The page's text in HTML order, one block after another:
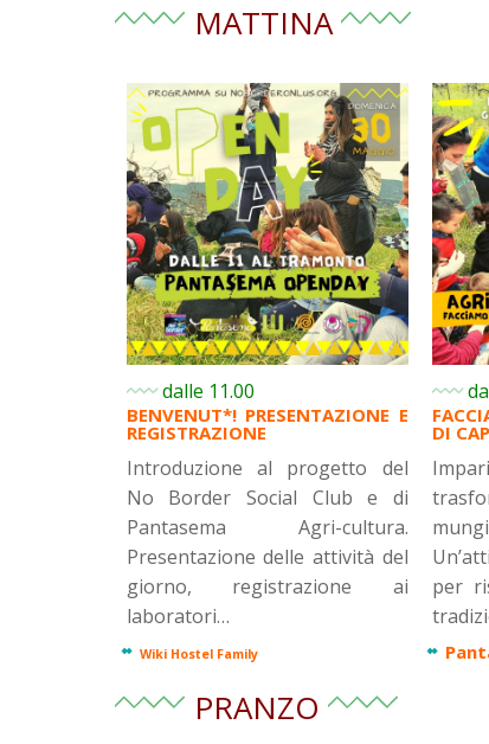
MATTINA
dalle 11.00
BENVENUT*! PRESENTAZIONE E
REGISTRAZIONE
Introduzione al progetto del
No Border Social Club e di
Pantasema Agri-cultura.
Presentazione delle attività del
giorno, registrazione ai
laboratori…
Wiki Hostel Family
DI
per
PRANZO